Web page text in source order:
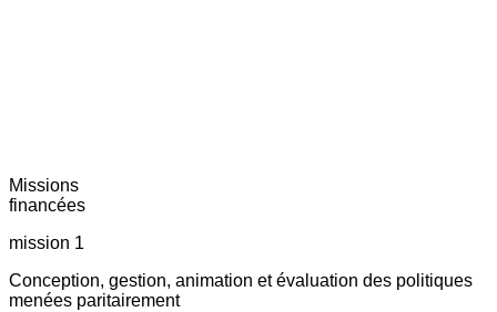
Missions
financées
mission 1
Conception, gestion, animation et évaluation des politiques
menées paritairement